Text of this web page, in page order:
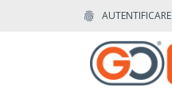
AUTENTIFICARE